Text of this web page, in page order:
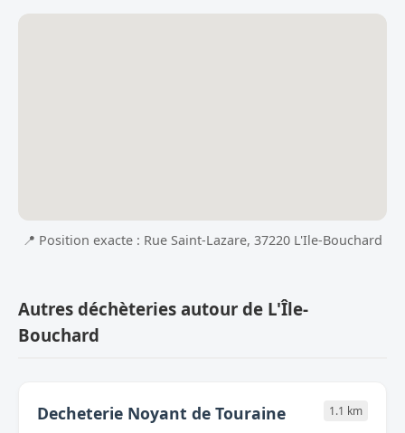
📍 Position exacte : Rue Saint-Lazare, 37220 L'Ile-Bouchard
Autres déchèteries autour de L'Île-
Bouchard
Decheterie Noyant de Touraine 1.1 km